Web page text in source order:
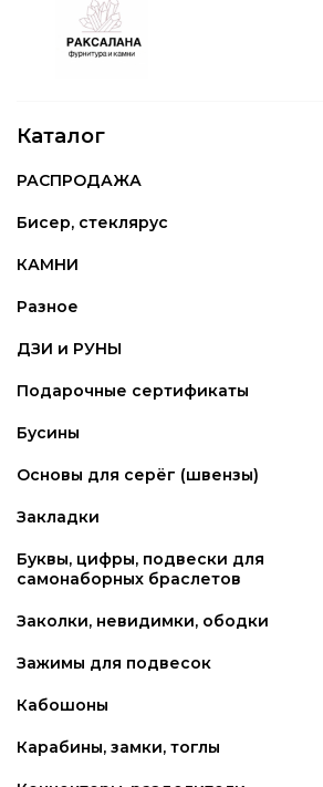
Каталог
РАСПРОДАЖА
Бисер, стеклярус
КАМНИ
Разное
ДЗИ и РУНЫ
Подарочные сертификаты
Бусины
Основы для серёг (швензы)
Закладки
Буквы, цифры, подвески для
самонаборных браслетов
Заколки, невидимки, ободки
Зажимы для подвесок
Кабошоны
Карабины, замки, тоглы